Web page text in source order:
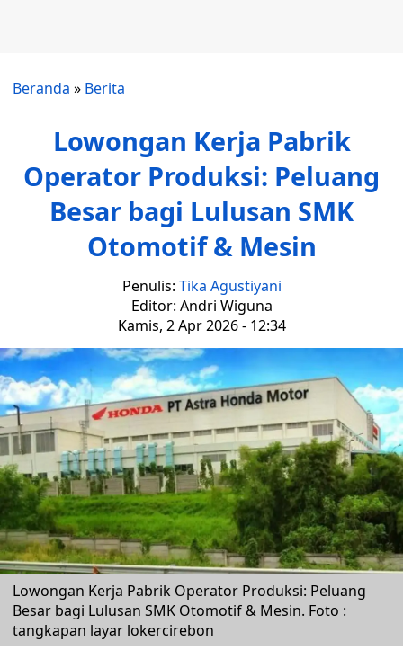
Beranda » Berita
Lowongan Kerja Pabrik
Operator Produksi: Peluang
Besar bagi Lulusan SMK
Otomotif & Mesin
Penulis: Tika Agustiyani
Editor: Andri Wiguna
Kamis, 2 Apr 2026 - 12:34
Lowongan Kerja Pabrik Operator Produksi: Peluang
Besar bagi Lulusan SMK Otomotif & Mesin. Foto :
tangkapan layar lokercirebon